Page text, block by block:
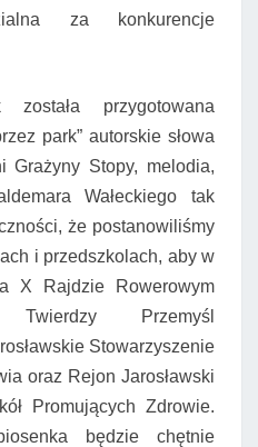
za konkurencje
przygotowana
park” autorskie słowa
Grażyny Stopy, melodia,
Wałeckiego tak
że postanowiliśmy
i przedszkolach, aby w
X Rajdzie Rowerowym
Przemyśl
Stowarzyszenie
oraz Rejon Jarosławski
Promujących Zdrowie.
będzie chętnie